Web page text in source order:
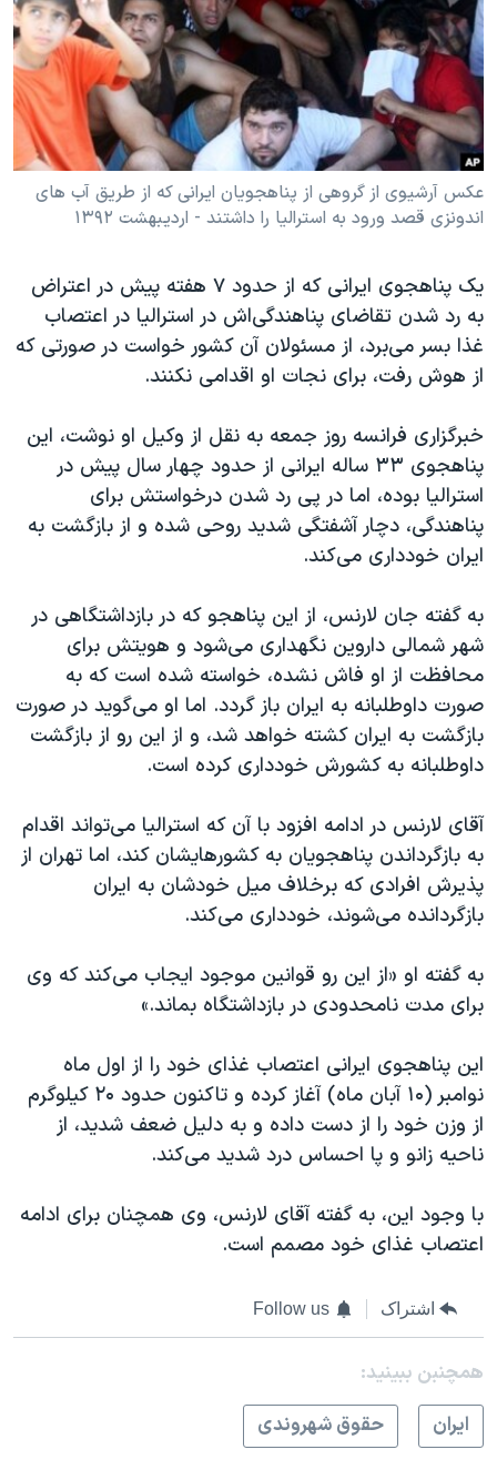
فرهنگ و زندگی
حقوق شهروندی
اقتصادی
علم و فناوری
اسرائیل در جنگ
گالری عکس
مستندها
انتخابات ریاست جمهوری آمریکا ۲۰۲۴
حمله جمهوری اسلامی به اسرائیل
رمز مهسا
ورزش زنان در ایران
اعتراضات زن، زندگی، آزادی
تریبونال مردمی آبان ۹۸
دادگاه حمید نوری
چهل سال گروگان‌گیری
اعتراضات مردمی آبان ۹۸
اسرائیل در جنگ
نرگس محمدی برنده جایزه نوبل صلح
صفحه‌های ویژه
سفر پرزیدنت ترامپ به چین
دنبال کنید
زبانهای مختلف
عکس آرشیوی از گروهی از پناهجویان ایرانی که از طریق آب های
اندونزی قصد ورود به استرالیا را داشتند - اردیبهشت ۱۳۹۲
یک پناهجوی ایرانی که از حدود ۷ هفته پیش در اعتراض
به رد شدن تقاضای پناهندگی‌اش در استرالیا در اعتصاب
غذا بسر می‌برد، از مسئولان آن کشور خواست در صورتی که
از هوش رفت، برای نجات او اقدامی نکنند.
خبرگزاری فرانسه روز جمعه به نقل از وکیل او نوشت، این
پناهجوی ۳۳ ساله ایرانی از حدود چهار سال پیش در
استرالیا بوده، اما در پی رد شدن درخواستش برای
پناهندگی، دچار آشفتگی شدید روحی شده و از بازگشت به
ایران خودداری می‌کند.
به گفته جان لارنس، از این پناهجو که در بازداشتگاهی در
شهر شمالی داروین نگهداری می‌شود و هویتش برای
محافظت از او فاش نشده، خواسته شده است که به
صورت داوطلبانه به ایران باز گردد. اما او می‌گوید در صورت
بازگشت به ایران کشته خواهد شد، و از این رو از بازگشت
داوطلبانه به کشورش خودداری کرده است.
آقای لارنس در ادامه افزود با آن که استرالیا می‌تواند اقدام
به بازگرداندن پناهجویان به کشورهایشان کند، اما تهران از
پذیرش افرادی که برخلاف میل خودشان به ایران
بازگردانده می‌شوند، خودداری می‌کند.
به گفته او «از این رو قوانین موجود ایجاب می‌کند که وی
برای مدت نامحدودی در بازداشتگاه بماند.»
این پناهجوی ایرانی اعتصاب غذای خود را از اول ماه
نوامبر (۱۰ آبان ماه) آغاز کرده و تاکنون حدود ۲۰ کیلوگرم
از وزن خود را از دست داده و به دلیل ضعف شدید، از
ناحیه زانو و پا احساس درد شدید می‌کند.
با وجود این، به گفته آقای لارنس، وی همچنان برای ادامه
اعتصاب غذای خود مصمم است.
اشتراک Follow us
همچنبن ببینید:
ايران
حقوق شهروندی